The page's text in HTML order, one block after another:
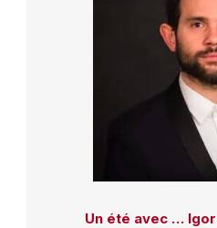
Un été avec …